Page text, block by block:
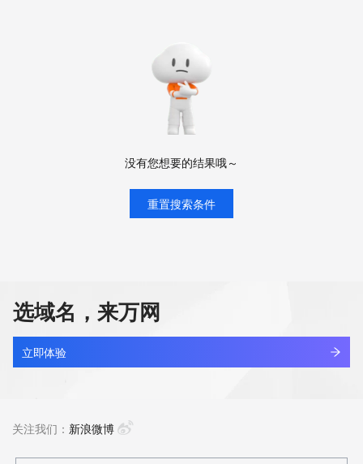
没有您想要的结果哦～
重置搜索条件
选域名，来万网
立即体验
关注我们： 新浪微博